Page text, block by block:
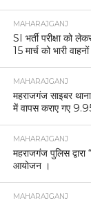
MAHARAJGANJ
SI भर्ती परीक्षा को
15 मार्च को भारी
MAHARAJGANJ
महराजगंज साइबर
में वापस कराए गए
MAHARAJGANJ
महराजगंज पुलिस
आयोजन ।
MAHARAJGANJ